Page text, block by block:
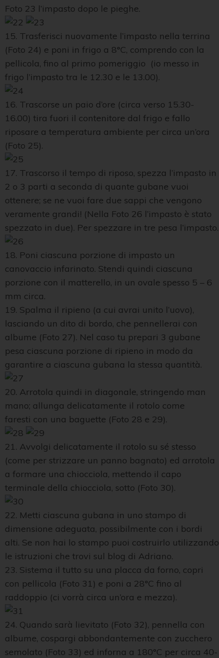
Foto 23 l’impasto dopo le pieghe.
15. Trasferisci nuovamente l’impasto nella terrina
(Foto 24) e poni in frigo a 8°C, comprendo con la
pellicola, fino al primo pomeriggio (io messo in
frigo l’impasto tra le 12.30 e le 13.00).
16. Trascorse un paio d’ore (circa verso 15.30-
16.00) tira fuori il contenitore dal frigo e fallo
riposare a temperatura ambiente per circa un’ora
(Foto 25).
17. Trascorso il tempo di riposo, spezza l’impasto in
2 o 3 parti a seconda di quante gubane vuoi
ottenere; se ne vuoi fare due sappi che vengono
veramente grandi! (Nella Foto 26 l’impasto è stato
spezzato in due). Per spezzare in tre pesa l’impasto.
18. Poni ciascuna porzione di impasto un
canovaccio infarinato. Stendi quindi ciascuna
porzione con il matterello, in un ovale spesso 5 – 6
mm circa.
19. Spalma il ripieno (a cui avrai unito l’uovo),
lasciando un dito di bordo, che pennellerai con
albume (Foto 27). Nel caso tu prepari 3 gubane
pesa ciascuna porzione di ripieno in modo da
garantire a ciascuna gubana la stessa quantità.
20. Arrotola quindi in diagonale, stringendo man
mano; allunga delicatamente il rotolo come
faresti con una baguette (Foto 28 e 29).
21. Avvolgi delicatamente il rotolo su sé stesso
(come per strizzare un panno bagnato) ed arrotola
a formare una chiocciola, mettendo il capo
terminale della chiocciola, sotto (Foto 30).
22. Metti ciascuna gubana in uno stampo di
dimensione adeguata, possibilmente con i bordi
alti. Se non hai lo stampo puoi costruirlo utilizzando
le istruzioni che trovi sul blog di Adriano.
23. Sistema il tutto su una placca da forno, copri
con pellicola (Foto 31) e poni a 28°C fino al
raddoppio (ci vorrà circa un’ora e mezza).
24. Quando sarà lievitato (Foto 32), pennella con
albume, cospargi abbondantemente con zucchero
semolato (Foto 33) ed inforna a 180°C per circa 40-